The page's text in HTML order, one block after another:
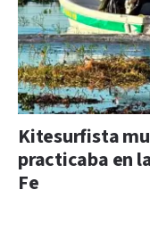
Kitesurfista
practicaba en
Fe